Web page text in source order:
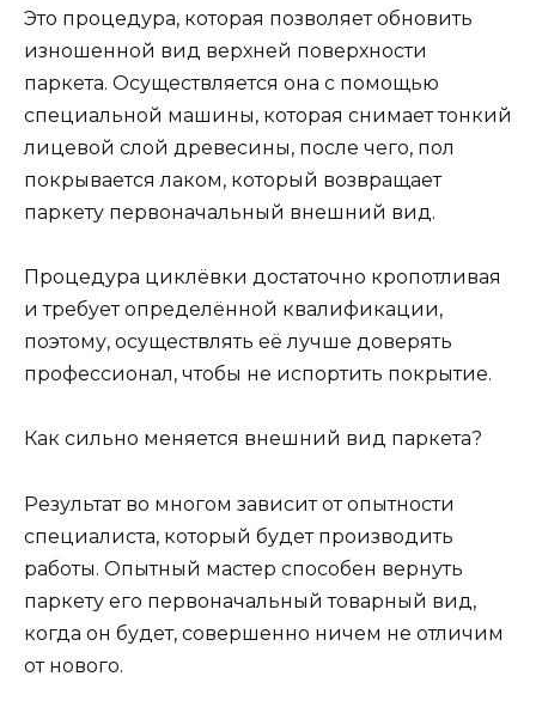
Это процедура, которая позволяет обновить
изношенной вид верхней поверхности
паркета. Осуществляется она с помощью
специальной машины, которая снимает тонкий
лицевой слой древесины, после чего, пол
покрывается лаком, который возвращает
паркету первоначальный внешний вид.
Процедура циклёвки достаточно кропотливая
и требует определённой квалификации,
поэтому, осуществлять её лучше доверять
профессионал, чтобы не испортить покрытие.
Как сильно меняется внешний вид паркета?
Результат во многом зависит от опытности
специалиста, который будет производить
работы. Опытный мастер способен вернуть
паркету его первоначальный товарный вид,
когда он будет, совершенно ничем не отличим
от нового.